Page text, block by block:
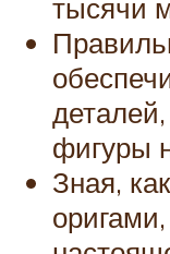
тысячи
деталей,
фигуры
Зная,